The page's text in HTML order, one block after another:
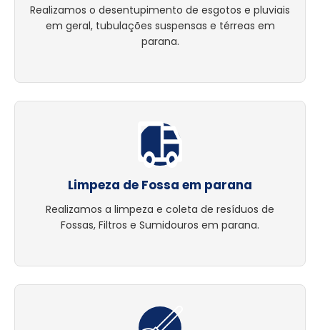
Realizamos o desentupimento de esgotos e pluviais
em geral, tubulações suspensas e térreas em
parana.
Limpeza de Fossa em parana
Realizamos a limpeza e coleta de resíduos de
Fossas, Filtros e Sumidouros em parana.